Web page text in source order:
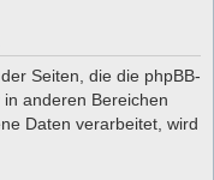
Seiten, die die phpBB-
anderen Bereichen
Daten verarbeitet, wird